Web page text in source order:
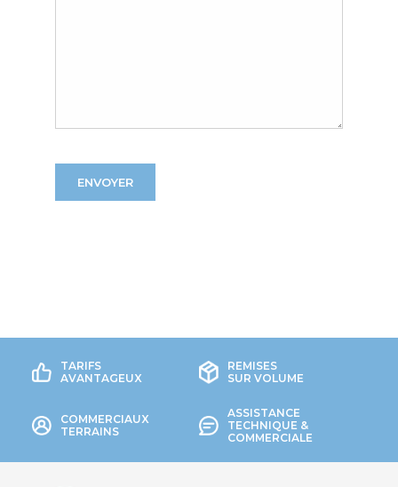
TARIFS
AVANTAGEUX
REMISES
SUR VOLUME
COMMERCIAUX
TERRAINS
ASSISTANCE
TECHNIQUE &
COMMERCIALE